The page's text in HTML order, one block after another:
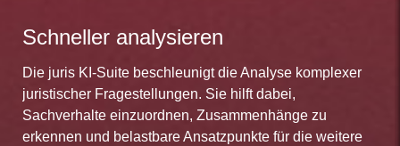
Schneller analysieren
Die juris KI-Suite beschleunigt die Analyse komplexer
juristischer Fragestellungen. Sie hilft dabei,
Sachverhalte einzuordnen, Zusammenhänge zu
erkennen und belastbare Ansatzpunkte für die weitere